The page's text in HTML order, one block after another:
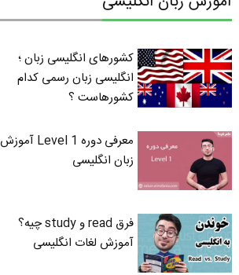
کشورهای انگلیسی زبان ؛
انگلیسی زبان رسمی کدام
کشورهاست ؟
معرفی دوره Level 1 آموزش
زبان انگلیسی
فرق read و study چیه؟
آموزش لغات انگلیسی